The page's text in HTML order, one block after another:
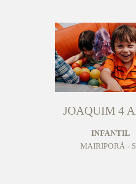
JOAQUIM 4
INFANTIL
MAIRIPORÃ -